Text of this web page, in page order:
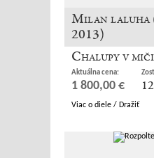
Milan laluha
2013)
Chalupy v
Aktuálna cena:
1 800,00 €
Viac o diele / Dražiť